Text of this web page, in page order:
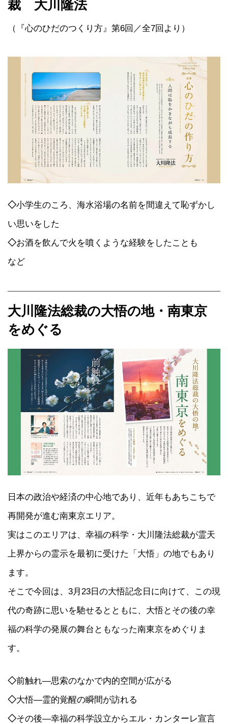
裁 大川隆法
（『心のひだのつくり方』第6回／全7回より）
◇小学生のころ、海水浴場の名前を間違えて恥ずかし
い思いをした
◇お酒を飲んで火を噴くような経験をしたことも
など
大川隆法総裁の大悟の地・南東京
をめぐる
日本の政治や経済の中心地であり、近年もあちこちで
再開発が進む南東京エリア。
実はこのエリアは、幸福の科学・大川隆法総裁が霊天
上界からの霊示を最初に受けた「大悟」の地でもあり
ます。
そこで今回は、3月23日の大悟記念日に向けて、この現
代の奇跡に思いを馳せるとともに、大悟とその後の幸
福の科学の発展の舞台ともなった南東京をめぐりま
す。
◇前触れ―思索のなかで内的空間が広がる
◇大悟―霊的覚醒の瞬間が訪れる
◇その後―幸福の科学設立からエル・カンターレ宣言